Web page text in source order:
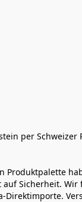
per Schweizer
Sicherheit.